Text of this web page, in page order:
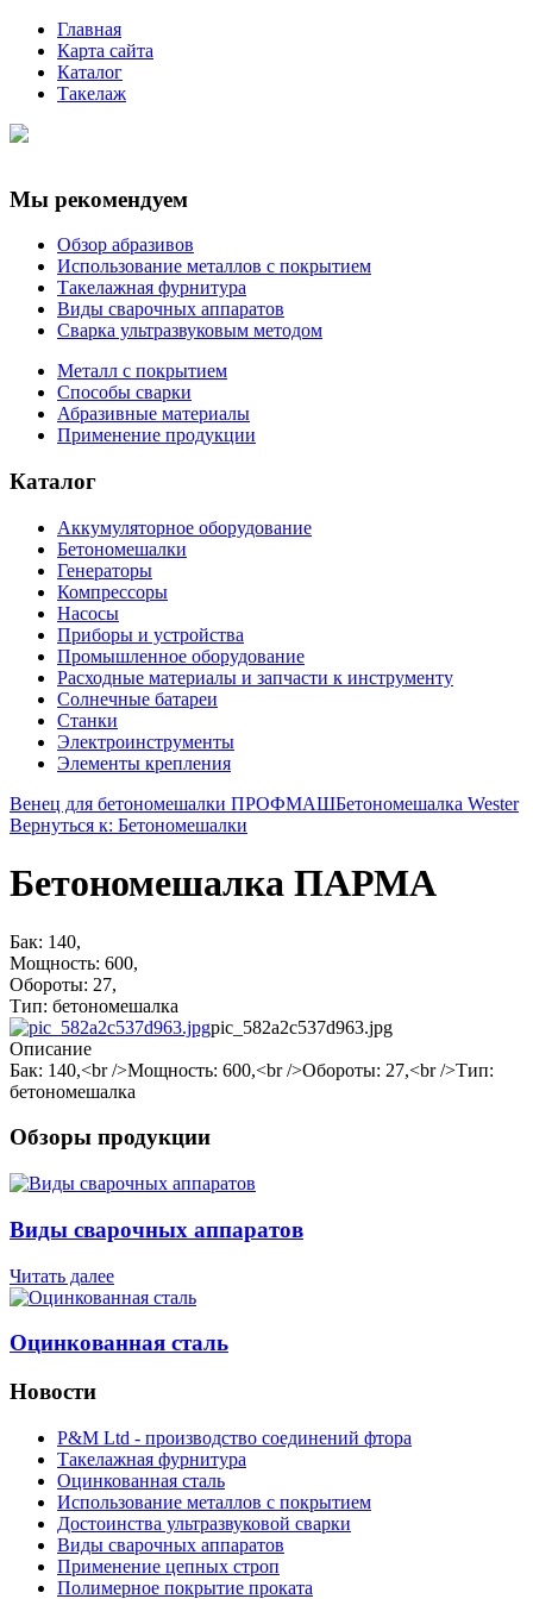
Главная
Карта сайта
Каталог
Такелаж
Мы рекомендуем
Обзор абразивов
Использование металлов с покрытием
Такелажная фурнитура
Виды сварочных аппаратов
Сварка ультразвуковым методом
Металл с покрытием
Способы сварки
Абразивные материалы
Применение продукции
Каталог
Аккумуляторное оборудование
Бетономешалки
Генераторы
Компрессоры
Насосы
Приборы и устройства
Промышленное оборудование
Расходные материалы и запчасти к инструменту
Солнечные батареи
Станки
Электроинструменты
Элементы крепления
Венец для бетономешалки ПРОФМАШБетономешалка Wester
Вернуться к: Бетономешалки
Бетономешалка ПАРМА
Бак: 140,
Мощность: 600,
Обороты: 27,
Тип: бетономешалка
pic_582a2c537d963.jpg
Описание
Бак: 140,<br />Мощность: 600,<br />Обороты: 27,<br />Тип:
бетономешалка
Обзоры продукции
Виды сварочных аппаратов
Читать далее
Оцинкованная сталь
Новости
P&M Ltd - производство соединений фтора
Такелажная фурнитура
Оцинкованная сталь
Использование металлов с покрытием
Достоинства ультразвуковой сварки
Виды сварочных аппаратов
Применение цепных строп
Полимерное покрытие проката